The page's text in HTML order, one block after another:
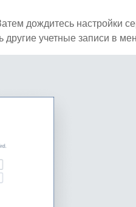
дождитесь настройки
учетные записи в